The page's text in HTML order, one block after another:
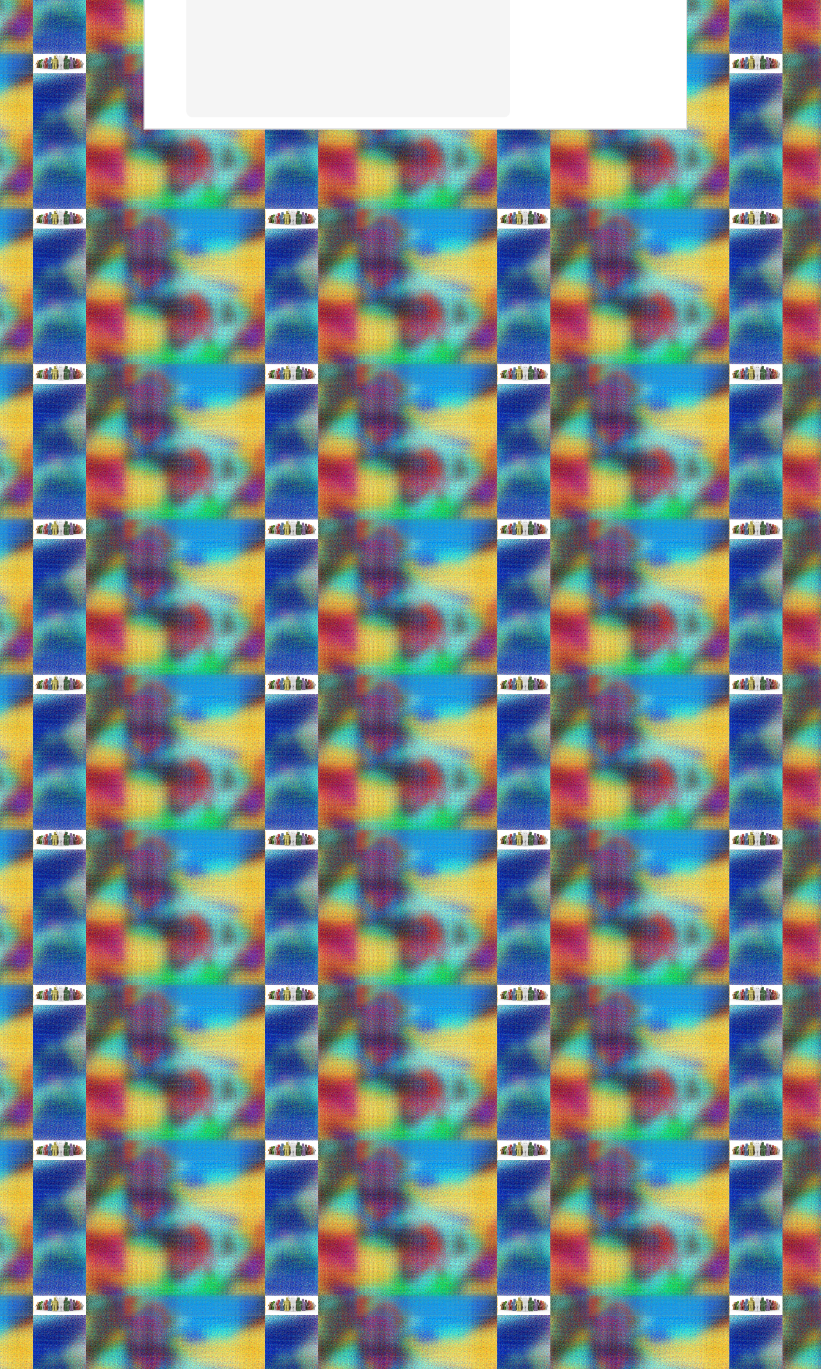
Aνακάλυψε στα καταστήματα Prénatal περισσότερα από 200 είδη σε προσφορά για το σχολείο, τον παιδικό
σταθμό και τον ελεύθερο χρόνο.
Επιλέγεις 3 είδη και πληρώνεις τα 2! Αυτό με την χαμηλότερη τιμή είναι δωρεάν! Μόνο έως 24 Σεπτεμβρίου.
SEP
5
Μαθήματα παιδικής μόδας από τον οίκο Gucci
ΑΠΟ:http://www.infokids.gr
Δείτε τη νέα παιδική κολεξιόν του οίκου Gucci για το 2011, που περιλαμβάνει όμορφα και κομψά ρουχαλάκια
για κοριτσάκια και αγοράκια από 2 έως και 8 χρονών και… πάρτε δωρεάν μαθήματα στυλ!
AUG
17
ActionAid: Νέα παιδικά και βρεφικά ρούχα για το καλοκαίρι
ΑΠΟ:http://www.infokids.gr/2014/07/actionaid-nea-paidika-kai-vrefika-royxa-gia-to/
Τέσσερα νέα υπέροχα σχέδια σε παιδικά και βρεφικά ρούχα είναι διαθέσιμα στο κατάστημα και το eshop της
ActionAid. Τα νέα παιδικά μπλουζάκια και βρεφικά φορμάκια με σχέδια από τον κόσμο της ActionAid σε
χαρούμενα, ζωντανά χρώματα αποτελούν ιδανικές προτάσεις δώρων «με σκοπό».
AUG
17
Lovegreece: Μπλουζάκια για τους λιλιπούτειους λάτρεις της Ελλάδας
ΑΠΟ:http://www.infokids.gr/2014/08/lovegreece-mployzakia-gia-toys-lilipoyteioys/
Η Lovegreece ξεκίνησε τη λειτουργία της θέλοντας να ανατρέψει την στερεοτυπική εικόνα που επικρατούσε
στο χώρο των αναμνηστικών δώρων από τη πατρίδα μας. Με οδηγό ένα σύγχρονο, λιτό και ταυτόχρονα
απόλυτα κομψό σχεδιασμό, η εταιρεία αποσκοπεί στη προβολή της Ελλάδας σε όλα τα πέρατα του κόσμου.
JUL
25
Τα πιο μοντέρνα παιδικά μαγιώ της αγοράς από 10,00 ευρώ
ΑΠΟ:http://www.infokids.gr/2014/06/ta-pio-monterna-paidika-magio-tis-agor/
Πολλοί από εσάς έχετε ήδη κάνει τις πρώτες βουτιές παρέα με την οικογένειά σας! Μαγιώ για τα παιδιά
διαλέξατε;
Εάν δεν το έχετε κάνει, βρήκαμε για εσάς τα πιο όμορφα παιδικά μαγιώ της αγοράς για φέτος το καλοκαίρι, σε
χρώματα και σχέδια που θα ενθουσιάσουν εσάς και τους μικρούς μας φίλους!
1. Πουά μπικίνι Hello Kitty, 16.00 €, Kiddysnest.gr
2. Βερμούδα θαλάσσης tuc tuc, 23.00 €, Babyshop
3.
JUN
6
Πρίγκιπας Τζορτζ: Ο,τι φορά γίνεται παγκόσμια παιδική μόδα -Ξεπούλησε η
σαλοπέτα με το καραβάκι [εικόνες]
ΑΠΟ:http://www.iefimerida.gr
Μετά το φαινόμενο Κέιτ, στο χώρο της μόδας έχουμε και το φαινόμενο Τζορτζ, αφού όπως γίνεται και με τα
ρούχα της μητέρας του, έτσι και αυτά που φορά ο μικρός πρίγκιπας ξεπουλούν σε λίγες ώρες κάνοντας τους
ιδιοκτήτες των εταιρειών παιδικών ρούχων να τρίβουν τα χέρια τους.
Η αρχή έγινε με το γαλάζιο πουλόβερ που φόρεσε στην οικογενειακή φωτογραφία που έβγαλαν με αφορμή τη
γιορτή της μητέρας.
MAY
22
PixieToes σανδάλια για γυναίκες και παιδιά
ΑΠΟ:http://www.jenny.gr/pixietoes-dandalia-gia-ginaikes-kai-paidia/
Θα σας κάνουν να ζηλέψετε…
Όποια και αν είναι η διάθεσή σας από “rock star” ή “street trendy”, τα σανδάλια PixieToes θα κάνουν μικρούς
και μεγάλους να ζηλέψουν. Τα προσεκτικά επιλεγμένα υλικά και δέρματα, μαζί με τα μοναδικά σχέδια κάνουν
αυτά τα σανδάλια ο,τι πιο κομψό κυκλοφορεί στην αγορά δημιουργώντας μια πραγματικά ξεχωριστή εμφάνιση
για όλες τις μικρές και μεγάλες μας φίλες.
APR
11
Στα βήματα της μαμάς του: Fashion icon έχει γίνει ο πρίγκιπας George!
ΑΠΟ:http://www.star.gr/Pages/Lifestyle.aspx?
art=222931&artTitle=sta_vimata_tis_mamas_tou_fashion_icon_echei_ginei_o_prigkipas_george#!starPhot
o
Fashion icon έχει γίνει ο πρίγκιπας George κι ας είναι μόλις 8 μηνών! Ο γαλαζοαίματος γιος του Γουίλιαμ και
της Κέιτ φαίνεται πως καθορίζει την παιδική μόδα με τις εμφανίσεις του… ακριβώς όπως συμβαίνει και με τη
μαμά του!
Τα ρούχα που φορά το πριγκιπικό μωρό γίνονται ανάρπαστα μέσα σε λίγες ώρες! Αυτό έγινε χαρακτηριστικά
με το γαλάζιο πουλόβερ που φο
APR
5
Είναι γεγονός, η πρώτη εβδομάδα μόδας για
παιδιά
ΑΠΟ:http://www.oichalianews.gr/pt/fashion/einai-gegonos-e-prote-
ebdomada-modas-gia-paidia.html
Είναι γεγονός, η πρώτη εβδομάδα μόδας για παιδιά Fashion eXodos
Kids Fashion Week που μπορούμε να πούμε και εμείς οι μεγάλοι. Το
κατά πόσο είναι σωστό ή λάθος να βάζεις μικρά παιδιά να
ανταποκριθούν σε ένα επίπεδο συνθηκών για μεγάλους κατά άλλους
και κατακριτέο και για άλλους όχι.
MAR
22
Αυτό είναι το πιο ροκαμπίλι μωρό της σόου μπιζ!
ΑΠΟ:http://www.mothersblog.gr/mikroi-fashionistas/item/13325-afto-einai-to-pio-rokampili-moro-tis-soou-
biz
Δερμάτινο, τζινάκι και martins για το πιο ροκαμπίλι μωρό της διεθνούς σόου μπιζ!
Εσείς την αναγνωρίσατε; Δεν είναι άλλη από τη δίχρονη κόρη της Μπιγιονσέ και του Τζέι Ζ, την Μπλου Αϊβι.
FEB
7
Kομψά και οικονομικά μποτάκια για αγόρια και κορίτσια!
ΑΠΟ:http://www.mama365.gr/14177/kompsa-kai-oikonomika-mpotakia-gia-agoria-kai-kor.html
O χειμώνας απαιτεί ζεστά ρούχα και αξεσουάρ σε όμορφους συνδυασμούς. Τα μποτάκια παίζουν πρωταρχικό
ρόλο, αφού "δένουν" το ντύσιμο βάζοντας την κατάλληλη πινελιά. Επιλέξαμε μποτάκια που μπορείτε να
αγοράσετε σε καλές τιμές στις εκπτώσεις, τα οποία θα απογειώσουν το παιδικό ντύσιμο.
Γκρι αθλητικό, Columbia
Μποτάκι αδιάβροχο apres-ski, γκρι με εσωτερικό συνθετικό γουνάκι.
DEC
5
Παιδική μόδα: Τι πρέπει να γνωρίζετε
ΑΠΟ:http://www.flowmagazine.gr/article/view/paidikh_moda_ti_prepei_na_gnwrizete/category/quality_of_lif
e
Η μόδα δεν αφορά μόνο στους ανθρώπους μεγαλύτερης ηλικίας αλλά και στα παιδιά. Από τις πρώτες κιόλας
μέρες της ζωής του το κάθε παιδί αρχίζει να χτίζει την προσωπικότητά του και αποκτά σιγά σιγά άποψη
ακόμα και για τον τρόπο με τον οποίο ντύνεται. Είναι συχνό το φαινόμενο να επιλέγουν τα παιδιά τα ρούχα
που θα φορέσουν, να προτιμούν κάποια και να μην θέλουν με τίποτα να φορούν κάποια άλλα.
NOV